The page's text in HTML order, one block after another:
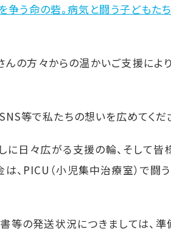
争う命の砦。病気と闘う子どもたち
の方々からの温かいご支援によ
等で私たちの想いを広めてくだ
に日々広がる支援の輪、そして
、PICU（小児集中治療室）で闘
の発送状況につきましては、